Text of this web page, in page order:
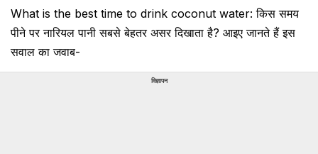
What is the best time to drink coconut water: किस समय
पीने पर नारियल पानी सबसे बेहतर असर दिखाता है? आइए जानते हैं इस
सवाल का जवाब-
विज्ञापन